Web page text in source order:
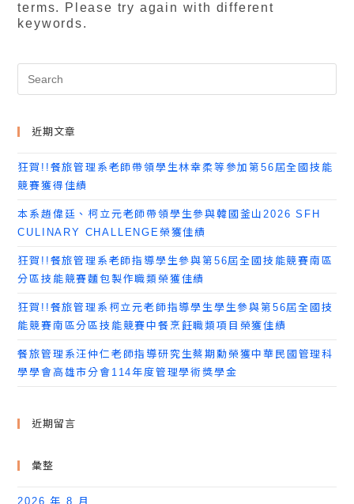
terms. Please try again with different
keywords.
近期文章
狂賀!!餐旅管理系老師帶領學生林幸柔等參加第56屆全國技能
競賽獲得佳績
本系趙偉廷、柯立元老師帶領學生參與韓國釜山2026 SFH
CULINARY CHALLENGE榮獲佳績
狂賀!!餐旅管理系老師指導學生參與第56屆全國技能競賽南區
分區技能競賽麵包製作職類榮獲佳績
狂賀!!餐旅管理系柯立元老師指導學生學生參與第56屆全國技
能競賽南區分區技能競賽中餐烹飪職類項目榮獲佳績
餐旅管理系汪仲仁老師指導研究生蔡期勳榮獲中華民國管理科
學學會高雄市分會114年度管理學術獎學金
近期留言
彙整
2026 年 8 月